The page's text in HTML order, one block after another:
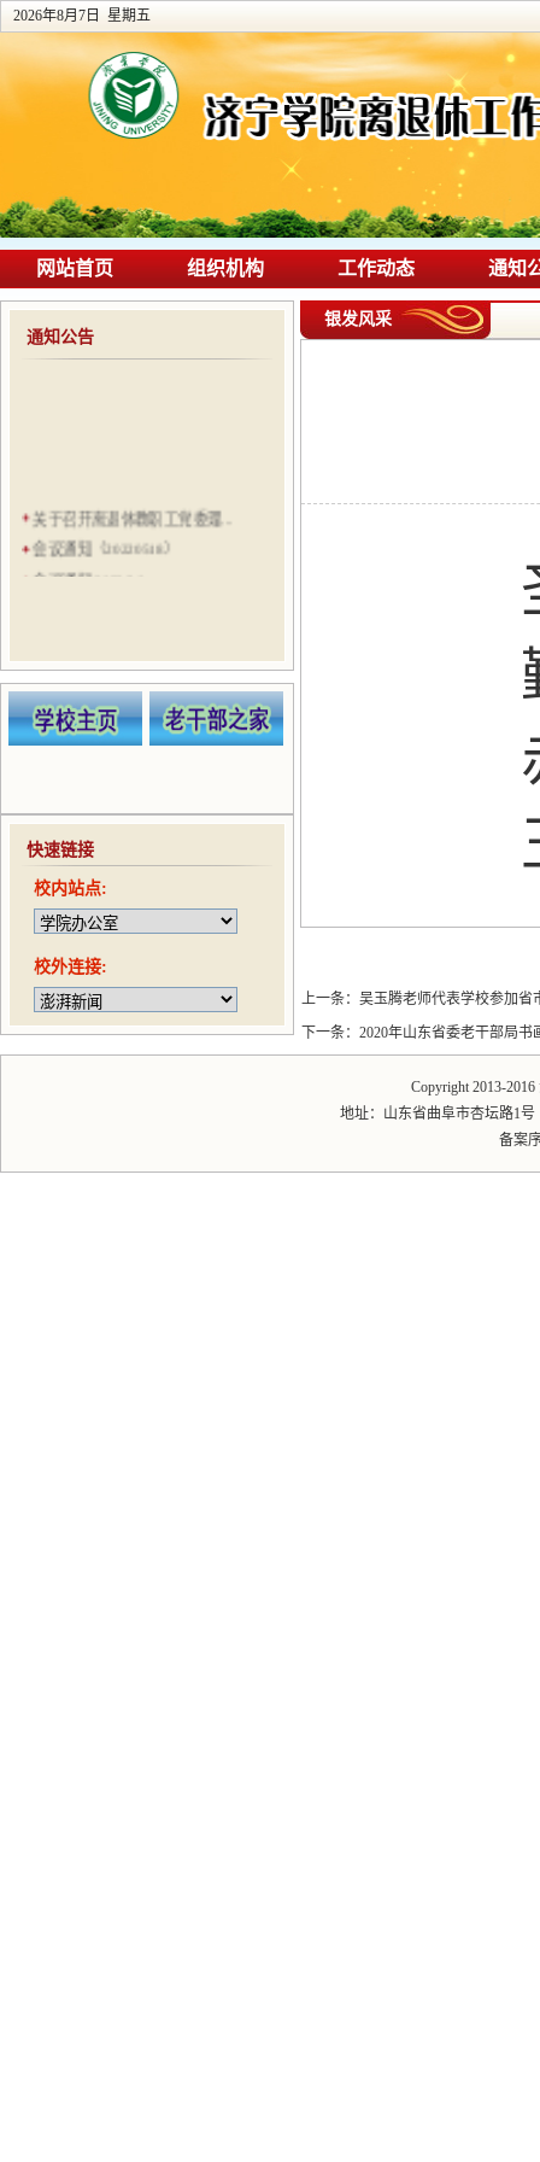
2026年8月7日 星期五
网站首页 组织机构 工作动态 通知
通知公告
关于召开离退休教职工党委理...
会议通知（20220518）
会议通知 2022.3.8
会议通知（20210506）
会议通知（20210422）
趣味运动会通知（20210416）
快速链接
校内站点:
校外连接:
银发风采
上一条： 吴玉腾老师代表学校参加省
下一条： 2020年山东省委老干部局书
Copyright 2013-
地址：山东省曲阜市杏坛路1
备案